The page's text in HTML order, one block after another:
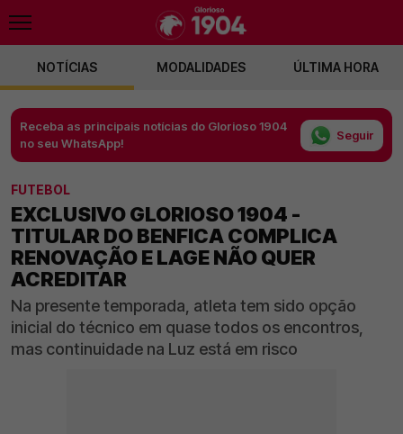
NOTÍCIAS MODALIDADES ÚLTIMA HORA
Receba as principais notícias do Glorioso 1904
no seu WhatsApp!
Seguir
FUTEBOL
EXCLUSIVO GLORIOSO 1904 -
TITULAR DO BENFICA COMPLICA
RENOVAÇÃO E LAGE NÃO QUER
ACREDITAR
Na presente temporada, atleta tem sido opção
inicial do técnico em quase todos os encontros,
mas continuidade na Luz está em risco